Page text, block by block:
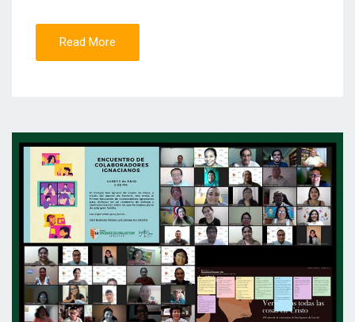
Read More